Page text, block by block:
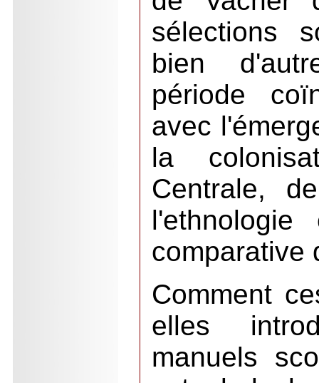
sélections
bien
période
avec
la
Centrale,
comparative
Comment
elles
manuels